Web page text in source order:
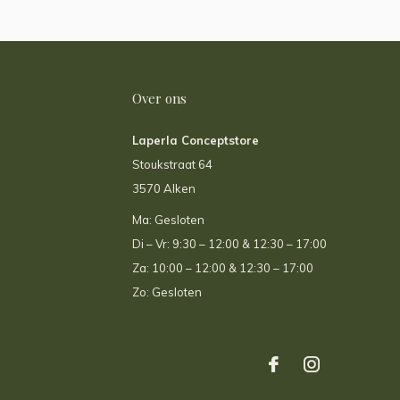
Over ons
Laperla Conceptstore
Stoukstraat 64
3570 Alken
Ma: Gesloten
Di – Vr: 9:30 – 12:00 & 12:30 – 17:00
Za: 10:00 – 12:00 & 12:30 – 17:00
Zo: Gesloten